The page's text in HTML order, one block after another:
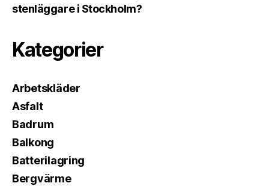
stenläggare i Stockholm?
Kategorier
Arbetskläder
Asfalt
Badrum
Balkong
Batterilagring
Bergvärme